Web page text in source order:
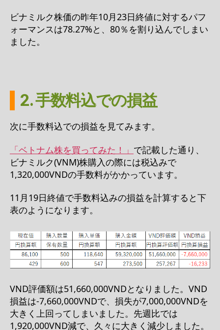
ビナミルク株価の昨年10月23日終値に対するパフ
ォーマンスは78.27%と、80％を割り込んでしまい
ました。
2. 手数料込での損益
次に手数料込での損益を見てみます。
「ベトナム株を買ってみた！」 で記載した通り、
ビナミルク(VNM)株購入の際には税込みで
1,320,000VNDの手数料がかかっています。
11月19日終値で手数料込みの損益を計算すると下
表のようになります。
VND評価額は51,660,000VNDとなりました。VND
損益は-7,660,000VNDで、損失が7,000,000VNDを
大きく上回ってしまいました。先週比では
1,920,000VND減で、久々に大きく減少しました。